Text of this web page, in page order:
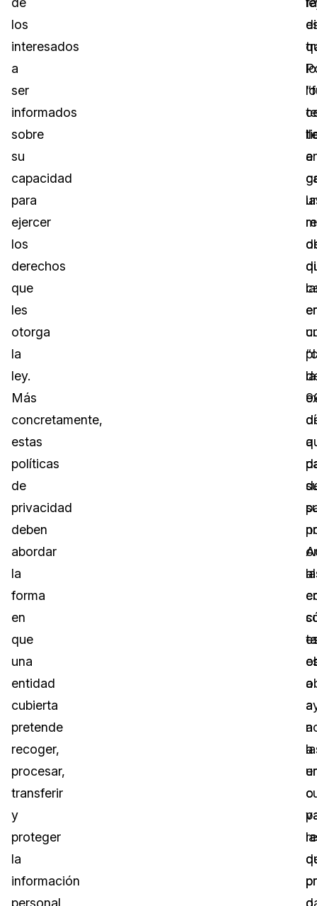
los
interesados
a
ser
informados
sobre
su
capacidad
para
ejercer
los
derechos
que
les
otorga
la
ley.
Más
concretamente,
estas
políticas
de
privacidad
deben
abordar
la
forma
en
que
una
entidad
cubierta
pretende
recoger,
procesar,
transferir
y
proteger
la
información
personal
a
a
a
a
o
o
la
al
a
a